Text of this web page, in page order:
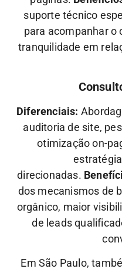
suporte técnico
para acompanhar o
tranquilidade em
Diferenciais:
auditoria de site,
otimização on-
direcionadas.
dos mecanismos de
orgânico, maior
de leads
Em São Paulo,